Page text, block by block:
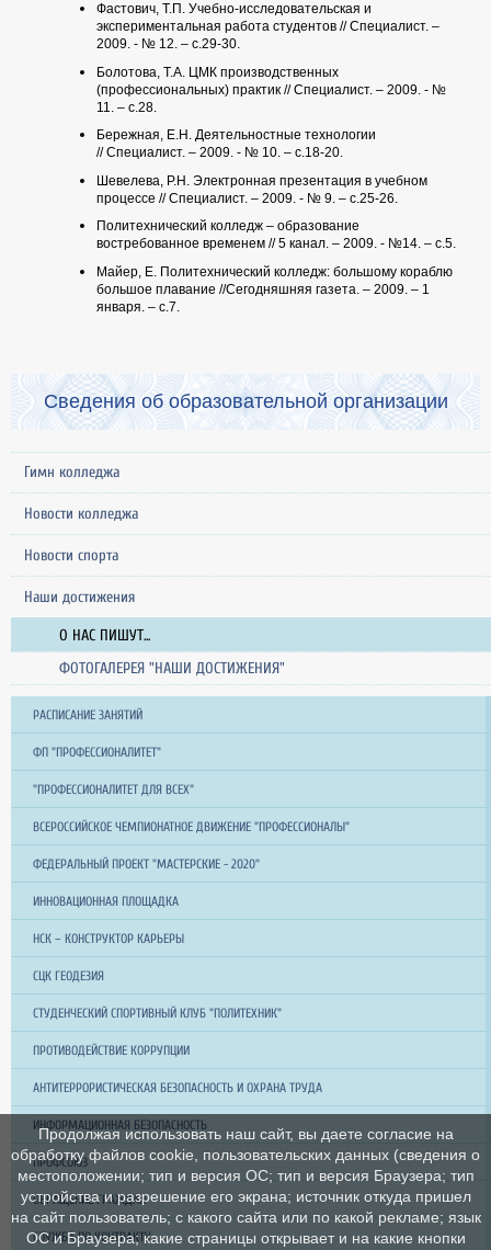
Фастович, Т.П. Учебно-исследовательская и
экспериментальная работа студентов // Специалист. –
2009. - № 12. – с.29-30.
Болотова, Т.А. ЦМК производственных
(профессиональных) практик // Специалист. – 2009. - №
11. – с.28.
Бережная, Е.Н. Деятельностные технологии
// Специалист. – 2009. - № 10. – с.18-20.
Шевелева, Р.Н. Электронная презентация в учебном
процессе // Специалист. – 2009. - № 9. – с.25-26.
Политехнический колледж – образование
востребованное временем // 5 канал. – 2009. - №14. – с.5.
Майер, Е. Политехнический колледж: большому кораблю
большое плавание //Сегодняшняя газета. – 2009. – 1
января. – с.7.
Сведения об образовательной организации
Гимн колледжа
Новости колледжа
Новости спорта
Наши достижения
О НАС ПИШУТ...
ФОТОГАЛЕРЕЯ "НАШИ ДОСТИЖЕНИЯ"
РАСПИСАНИЕ ЗАНЯТИЙ
ФП "ПРОФЕССИОНАЛИТЕТ"
"ПРОФЕССИОНАЛИТЕТ ДЛЯ ВСЕХ"
ВСЕРОССИЙСКОЕ ЧЕМПИОНАТНОЕ ДВИЖЕНИЕ "ПРОФЕССИОНАЛЫ"
ФЕДЕРАЛЬНЫЙ ПРОЕКТ "МАСТЕРСКИЕ - 2020"
ИННОВАЦИОННАЯ ПЛОЩАДКА
НСК – КОНСТРУКТОР КАРЬЕРЫ
СЦК ГЕОДЕЗИЯ
СТУДЕНЧЕСКИЙ СПОРТИВНЫЙ КЛУБ "ПОЛИТЕХНИК"
ПРОТИВОДЕЙСТВИЕ КОРРУПЦИИ
АНТИТЕРРОРИСТИЧЕСКАЯ БЕЗОПАСНОСТЬ И ОХРАНА ТРУДА
ИНФОРМАЦИОННАЯ БЕЗОПАСНОСТЬ
ПРОФСОЮЗ
ОБРАЩЕНИЕ ГРАЖДАН
СЛУЖБА ПО КОНТРАКТУ
Продолжая использовать наш сайт, вы даете согласие на
обработку файлов cookie, пользовательских данных (сведения о
местоположении; тип и версия ОС; тип и версия Браузера; тип
устройства и разрешение его экрана; источник откуда пришел
на сайт пользователь; с какого сайта или по какой рекламе; язык
ОС и Браузера; какие страницы открывает и на какие кнопки